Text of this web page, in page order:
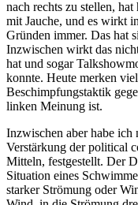
nach rechts zu stellen,
mit Jauche, und es wirkt
Gründen immer. Das hat
Inzwischen wirkt das
hat und sogar
konnte. Heute merken
Beschimpfungstaktik
linken Meinung ist.
Inzwischen aber habe
Verstärkung der political
Mitteln, festgestellt. Der
Situation eines
starker Strömung oder